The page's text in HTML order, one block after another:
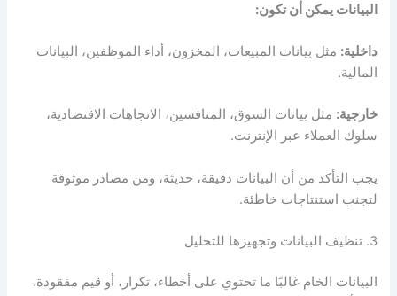
البيانات يمكن أن تكون:
داخلية: مثل بيانات المبيعات، المخزون، أداء الموظفين، البيانات
المالية.
خارجية: مثل بيانات السوق، المنافسين، الاتجاهات الاقتصادية،
سلوك العملاء عبر الإنترنت.
يجب التأكد من أن البيانات دقيقة، حديثة، ومن مصادر موثوقة
لتجنب استنتاجات خاطئة.
3. تنظيف البيانات وتجهيزها للتحليل
البيانات الخام غالبًا ما تحتوي على أخطاء، تكرار، أو قيم مفقودة.